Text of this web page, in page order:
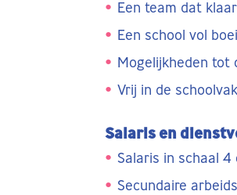
Een team dat
Een school vol
Mogelijkheden tot
Vrij in de
Salaris en
Salaris in schaal
Secundaire